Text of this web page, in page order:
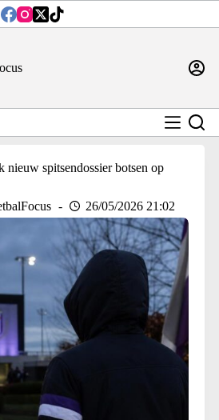
nieuw spitsendossier botsen op
26/05/2026 21:02